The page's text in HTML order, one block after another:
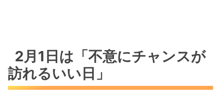
2月1日は「不意にチャンスが
訪れるいい日」